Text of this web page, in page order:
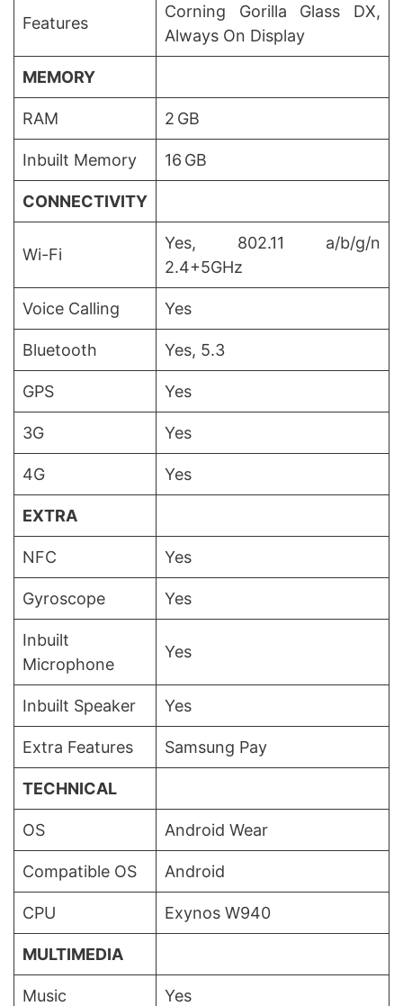
Features
Corning Gorilla Glass DX,
Always On Display
MEMORY
RAM 2 GB
Inbuilt Memory 16 GB
CONNECTIVITY
Wi-Fi
Yes, 802.11 a/b/g/n
2.4+5GHz
Voice Calling Yes
Bluetooth Yes, 5.3
GPS Yes
3G Yes
4G Yes
EXTRA
NFC Yes
Gyroscope Yes
Inbuilt
Microphone
Yes
Inbuilt Speaker Yes
Extra Features Samsung Pay
TECHNICAL
OS Android Wear
Compatible OS Android
CPU Exynos W940
MULTIMEDIA
Music Yes